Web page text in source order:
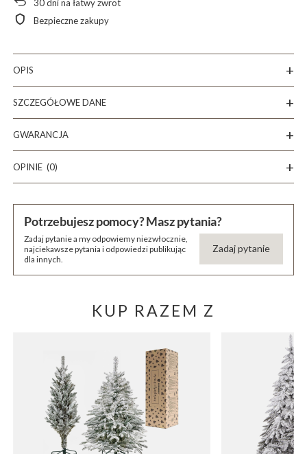
30dni na łatwy zwrot
Bezpieczne zakupy
OPIS
SZCZEGÓŁOWE DANE
GWARANCJA
OPINIE (0)
Potrzebujesz pomocy? Masz pytania?
Zadaj pytanie a my odpowiemy niezwłocznie,
najciekawsze pytania i odpowiedzi publikując
dla innych.
Zadaj pytanie
KUP RAZEM Z